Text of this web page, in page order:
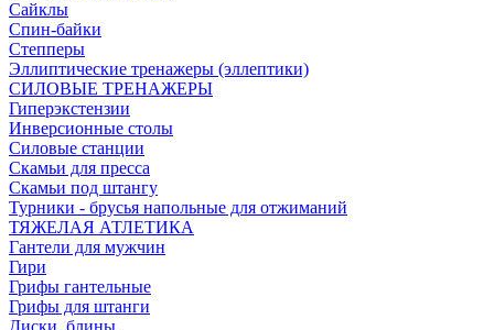
Сайклы
Спин-байки
Степперы
Эллиптические тренажеры (эллептики)
СИЛОВЫЕ ТРЕНАЖЕРЫ
Гиперэкстензии
Инверсионные столы
Силовые станции
Скамьи для пресса
Скамьи под штангу
Турники - брусья напольные для отжиманий
ТЯЖЕЛАЯ АТЛЕТИКА
Гантели для мужчин
Гири
Грифы гантельные
Грифы для штанги
Диски, блины